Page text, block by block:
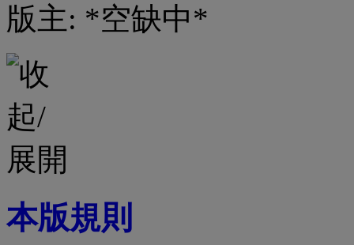
版主: *空缺中*
本版規則